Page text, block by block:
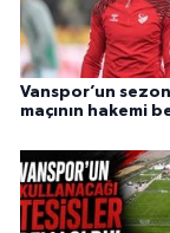
Vanspor’un sezon
maçının hakemi